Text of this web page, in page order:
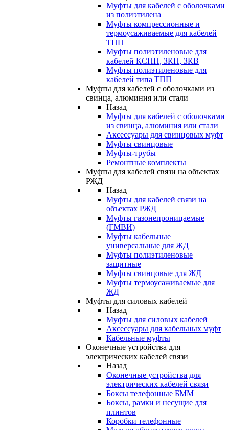
Муфты для кабелей с оболочками
из полиэтилена
Муфты компрессионные и
термоусаживаемые для кабелей
ТПП
Муфты полиэтиленовые для
кабелей КСПП, ЗКП, ЗКВ
Муфты полиэтиленовые для
кабелей типа ТПП
Муфты для кабелей с оболочками из
свинца, алюминия или стали
Назад
Муфты для кабелей с оболочками
из свинца, алюминия или стали
Аксессуары для свинцовых муфт
Муфты свинцовые
Муфты-трубы
Ремонтные комплекты
Муфты для кабелей связи на объектах
РЖД
Назад
Муфты для кабелей связи на
объектах РЖД
Муфты газонепроницаемые
(ГМВИ)
Муфты кабельные
универсальные для ЖД
Муфты полиэтиленовые
защитные
Муфты свинцовые для ЖД
Муфты термоусаживаемые для
ЖД
Муфты для силовых кабелей
Назад
Муфты для силовых кабелей
Аксессуары для кабельных муфт
Кабельные муфты
Оконечные устройства для
электрических кабелей связи
Назад
Оконечные устройства для
электрических кабелей связи
Боксы телефонные БММ
Боксы, рамки и несущие для
плинтов
Коробки телефонные